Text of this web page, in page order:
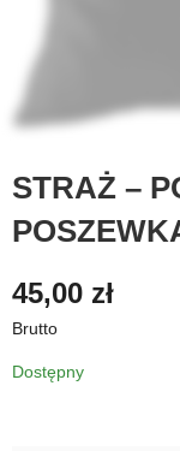
STRAŻ –
45,00 zł
Brutto
Dostępny